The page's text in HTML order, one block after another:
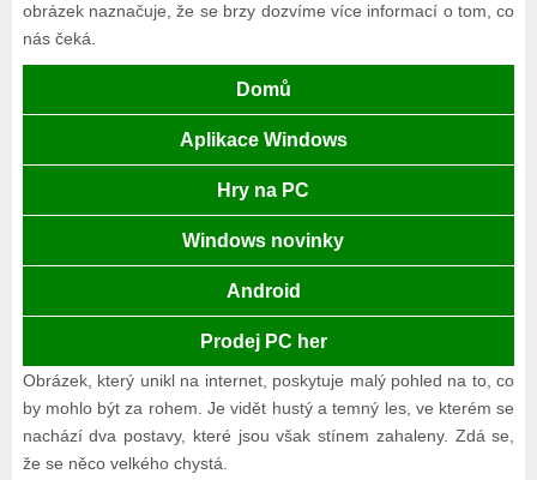
obrázek naznačuje, že se brzy dozvíme více informací o tom, co
nás čeká.
Domů
Aplikace Windows
Hry na PC
Windows novinky
Android
Prodej PC her
Obrázek, který unikl na internet, poskytuje malý pohled na to, co
by mohlo být za rohem. Je vidět hustý a temný les, ve kterém se
nachází dva postavy, které jsou však stínem zahaleny. Zdá se,
že se něco velkého chystá.